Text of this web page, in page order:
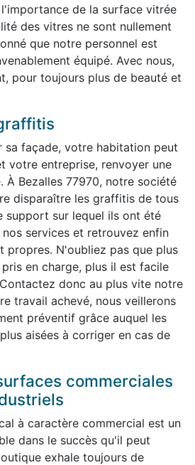
de la surface vitrée
des vitres ne sont nullement
que notre personnel est
équipé. Avec nous,
pour toujours plus de beauté et
sa façade, votre habitation peut
votre entreprise, renvoyer une
À Bezalles 77970, notre société
disparaître les graffitis de tous
support sur lequel ils ont été
services et retrouvez enfin
propres. N'oubliez pas que plus
en charge, plus il est facile
donc au plus vite notre
travail achevé, nous veillerons
préventif grâce auquel les
aisées à corriger en cas de
commerciales
à caractère commercial est un
dans le succès qu'il peut
exhale toujours de